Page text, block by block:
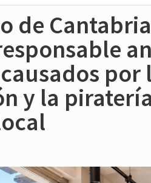
de
por
y la